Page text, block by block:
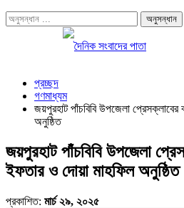
প্রচ্ছদ
গণমাধ্যম
জয়পুরহাট পাঁচবিবি উপজেলা
অনুষ্ঠিত
জয়পুরহাট পাঁচবিবি উপজেলা
ইফতার ও দোয়া মাহফিল অনুষ্ঠিত
প্রকাশিত: মার্চ ২৯, ২০২৫